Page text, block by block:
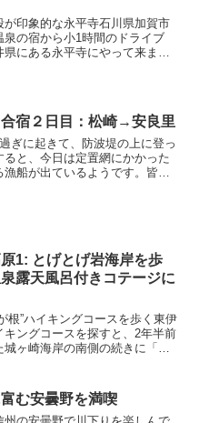
が印象的な永平寺石川県加賀市
泉の宿から小1時間のドライブ
県にある永平寺にやって来まし
名くらいの修行僧...
宿２日目：松崎→安良里
ぎに起きて、防波堤の上に登っ
ると、今日は定置網にかかった
漁船が出ているようです。皆を
1: とげとげ岩海岸を歩
露天風呂付きコテージに
根”ハイキングコースを歩く東伊
キングコースを探すと、2年半前
城ヶ崎海岸の南側の続きに「い
ら歩いて数分で海岸に出る
や利島がくっ...
む安曇野を満喫